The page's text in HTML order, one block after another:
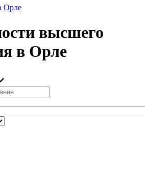
Орле
высшего
в Орле